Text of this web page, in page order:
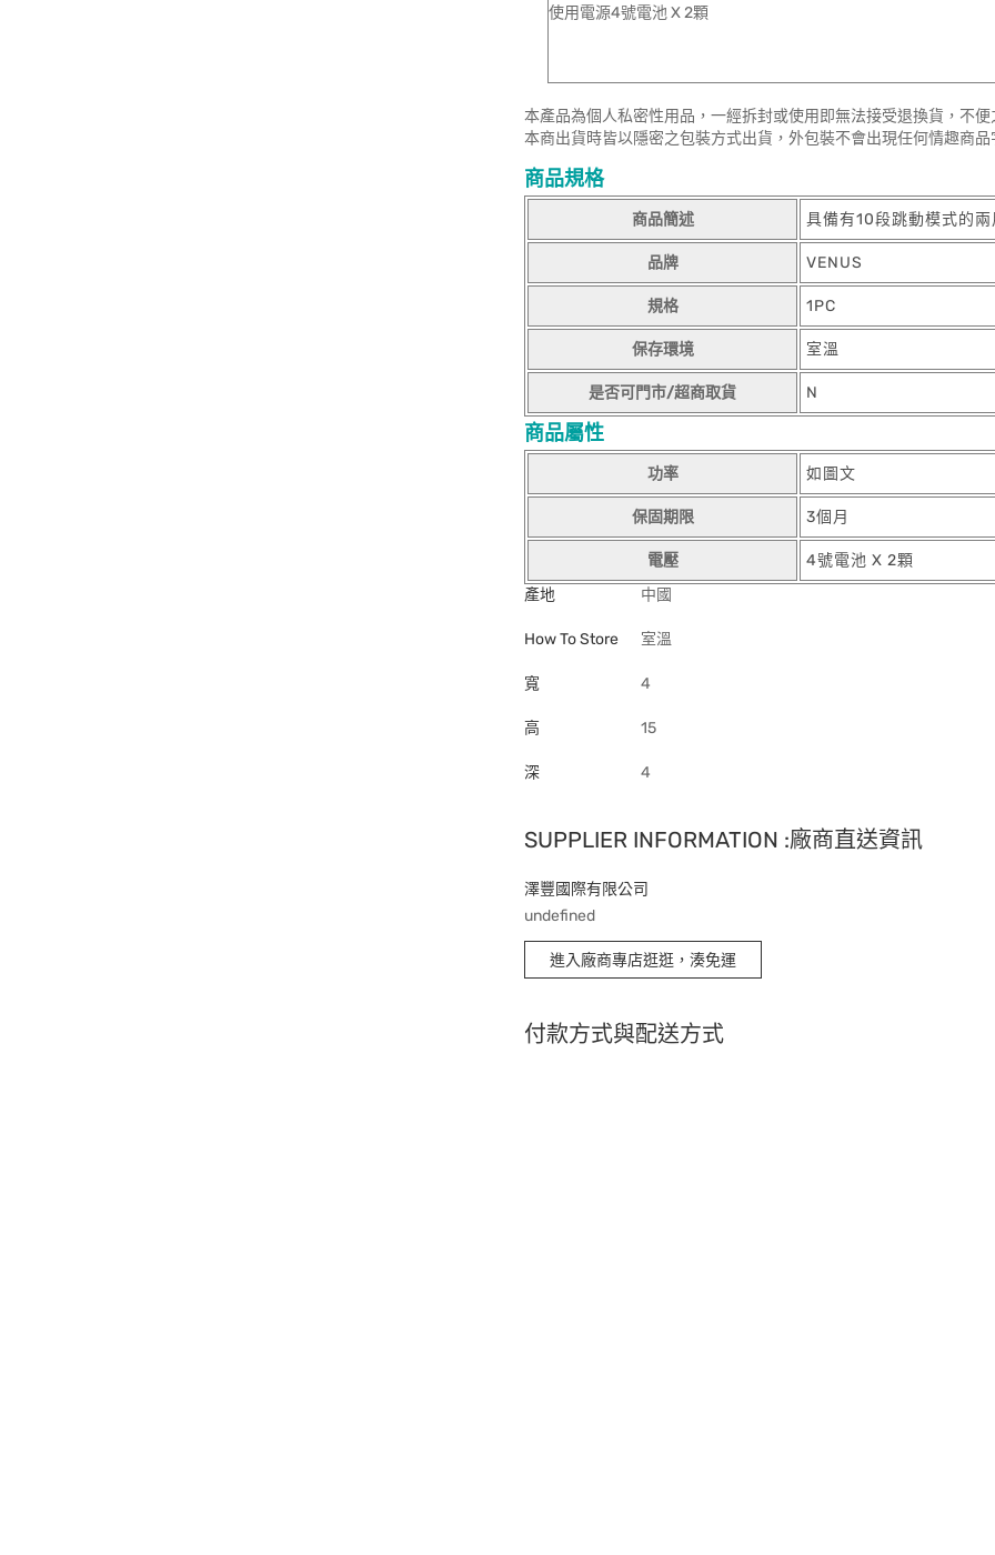
使用電源4號電池 X 2顆
本產品為個人私密性用品，一經拆封或使用即無法接受退換貨，不
本商出貨時皆以隱密之包裝方式出貨，外包裝不會出現任何情趣商
商品規格
商品簡述 具備有10段跳動模式的兩
品牌 VENUS
規格 1PC
保存環境 室溫
是否可門市/超商取貨 N
商品屬性
功率 如圖文
保固期限 3個月
電壓
4號電池 X 2顆
產地
中國
How To Store 室溫
寬 4
高 15
深 4
SUPPLIER INFORMATION :廠商直送資訊
澤豐國際有限公司
undefined
進入廠商專店逛逛，湊免運
付款方式與配送方式